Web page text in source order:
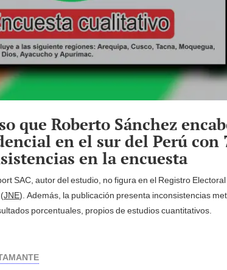
que Roberto Sánchez
en el sur del Perú con
en la encuesta
SAC, autor del estudio, no figura en el Registro
JNE). Además, la publicación presenta inconsistencias
porcentuales, propios de estudios cuantitativos.